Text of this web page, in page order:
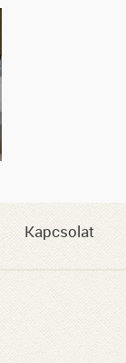
Kapcsolat